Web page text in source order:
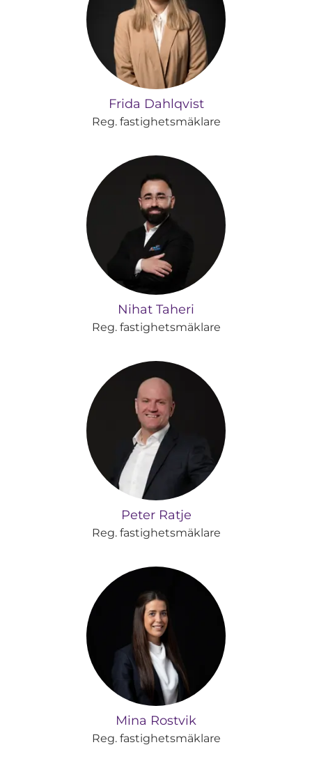
Frida Dahlqvist
Reg. fastighetsmäklare
Nihat Taheri
Reg. fastighetsmäklare
Peter Ratje
Reg. fastighetsmäklare
Mina Rostvik
Reg. fastighetsmäklare